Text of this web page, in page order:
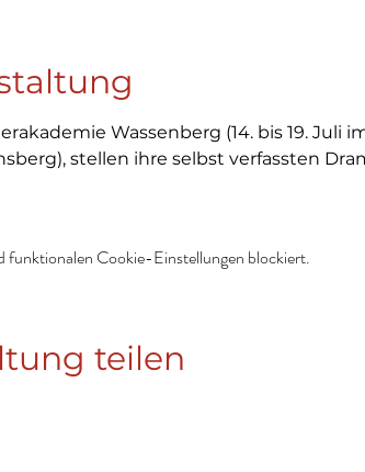
Wassenberg (14. bis 19. Juli
stellen ihre selbst verfassten
Cookie-Einstellungen blockiert.
teilen